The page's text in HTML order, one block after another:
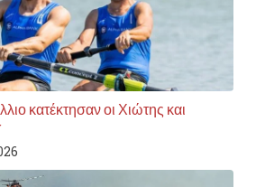
κατέκτησαν οι Χιώτης και